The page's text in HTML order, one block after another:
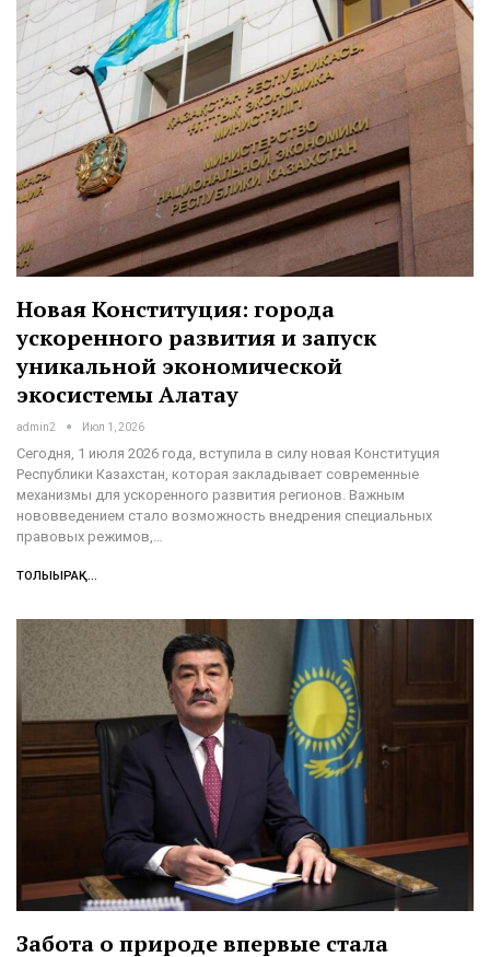
Новая Конституция: города
ускоренного развития и запуск
уникальной экономической
экосистемы Алатау
admin2 Июл 1, 2026
Сегодня, 1 июля 2026 года, вступила в силу новая Конституция
Республики Казахстан, которая закладывает современные
механизмы для ускоренного развития регионов. Важным
нововведением стало возможность внедрения специальных
правовых режимов,…
ТОЛЫҒЫРАҚ...
Забота о природе впервые стала